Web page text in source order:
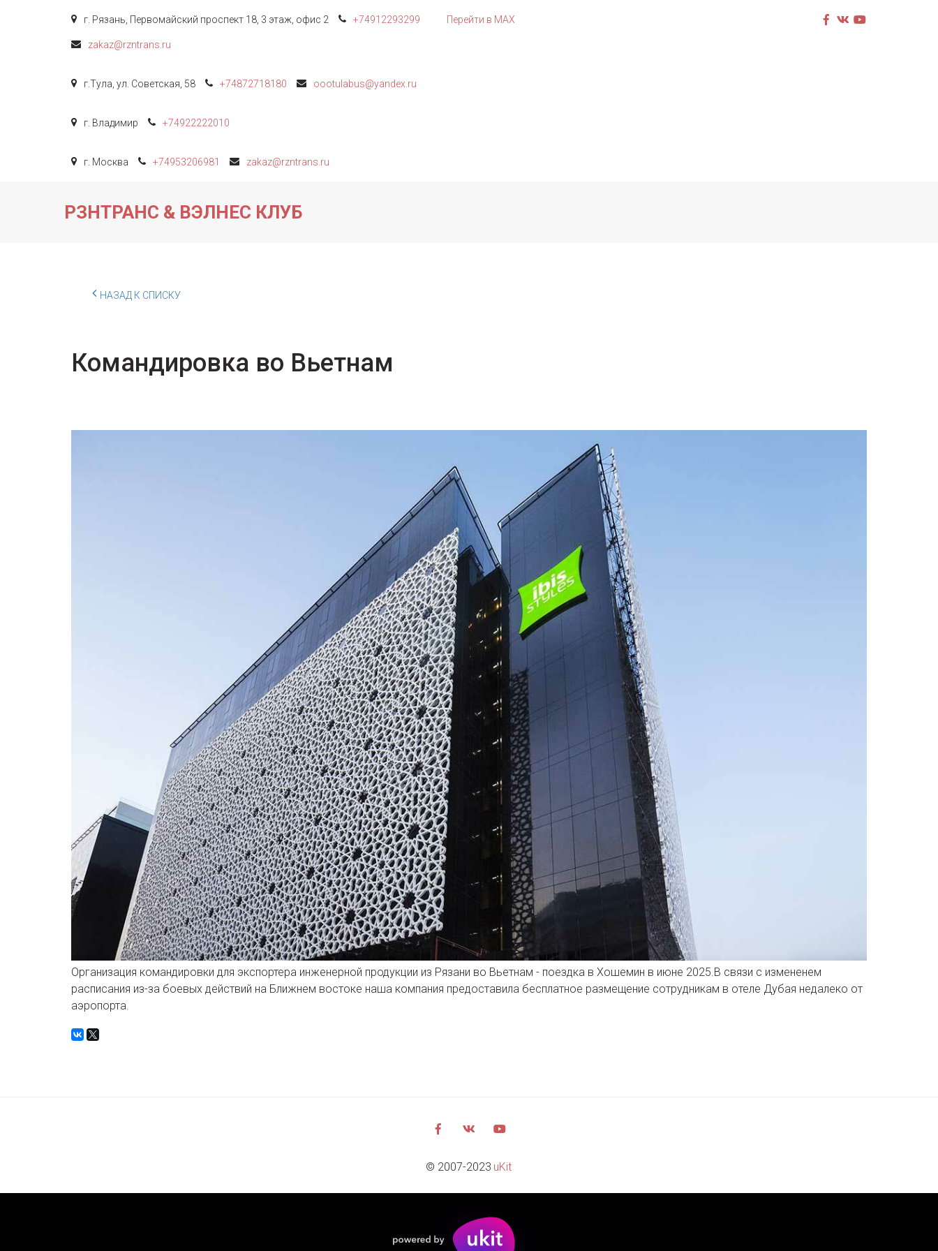
г. Рязань Первомайский проспект 18, 3 этаж офис 2 +74912293299 Перейти в MAX
zakaz@rzntrans.ru
г.Тула ул. Советская, 58 +74872718180 oootulabus@yandex.ru
г. Владимир +74922222010
г. Москва +74953206981 zakaz@rzntrans.ru
РЗНТРАНС & ВЭЛНЕС КЛУБ
НАЗАД К СПИСКУ
Командировка во Вьетнам
Организация командировки для экспортера инженерной продукции из Рязани во Вьетнам - поездка в Хошемин в июне 2025.В связи с измененем
расписания из-за боевых действий на Ближнем востоке наша компания предоставила бесплатное размещение сотрудникам в отеле Дубая недалеко от
аэропорта.
© 2007-2023 uKit